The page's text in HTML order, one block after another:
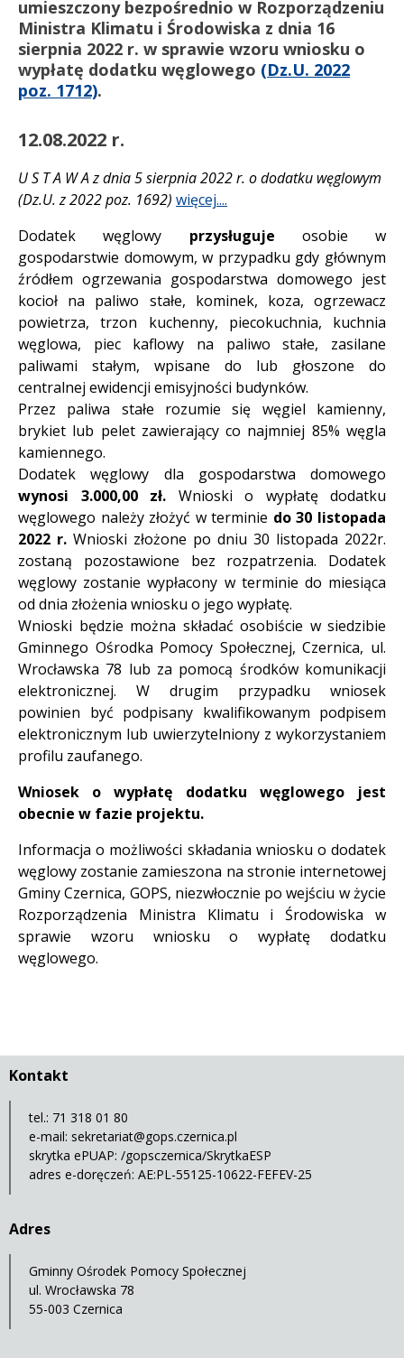
umieszczony bezpośrednio w Rozporządzeniu
Ministra Klimatu i Środowiska z dnia 16
sierpnia 2022 r. w sprawie wzoru wniosku o
wypłatę dodatku węglowego (Dz.U. 2022
poz. 1712).
12.08.2022 r.
U S T A W A z dnia 5 sierpnia 2022 r. o dodatku węglowym
(Dz.U. z 2022 poz. 1692) więcej....
Dodatek węglowy przysługuje osobie w
gospodarstwie domowym, w przypadku gdy głównym
źródłem ogrzewania gospodarstwa domowego jest
kocioł na paliwo stałe, kominek, koza, ogrzewacz
powietrza, trzon kuchenny, piecokuchnia, kuchnia
węglowa, piec kaflowy na paliwo stałe, zasilane
paliwami stałym, wpisane do lub głoszone do
centralnej ewidencji emisyjności budynków.
Przez paliwa stałe rozumie się węgiel kamienny,
brykiet lub pelet zawierający co najmniej 85% węgla
kamiennego.
Dodatek węglowy dla gospodarstwa domowego
wynosi 3.000,00 zł. Wnioski o wypłatę dodatku
węglowego należy złożyć w terminie do 30 listopada
2022 r. Wnioski złożone po dniu 30 listopada 2022r.
zostaną pozostawione bez rozpatrzenia. Dodatek
węglowy zostanie wypłacony w terminie do miesiąca
od dnia złożenia wniosku o jego wypłatę.
Wnioski będzie można składać osobiście w siedzibie
Gminnego Ośrodka Pomocy Społecznej, Czernica, ul.
Wrocławska 78 lub za pomocą środków komunikacji
elektronicznej. W drugim przypadku wniosek
powinien być podpisany kwalifikowanym podpisem
elektronicznym lub uwierzytelniony z wykorzystaniem
profilu zaufanego.
Wniosek o wypłatę dodatku węglowego jest
obecnie w fazie projektu.
Informacja o możliwości składania wniosku o dodatek
węglowy zostanie zamieszona na stronie internetowej
Gminy Czernica, GOPS, niezwłocznie po wejściu w życie
Rozporządzenia Ministra Klimatu i Środowiska w
sprawie wzoru wniosku o wypłatę dodatku
węglowego.
Kontakt
tel.: 71 318 01 80
e-mail: sekretariat@gops.czernica.pl
skrytka ePUAP: /gopsczernica/SkrytkaESP
adres e-doręczeń: AE:PL-55125-10622-FEFEV-25
Adres
Gminny Ośrodek Pomocy Społecznej
ul. Wrocławska 78
55-003 Czernica